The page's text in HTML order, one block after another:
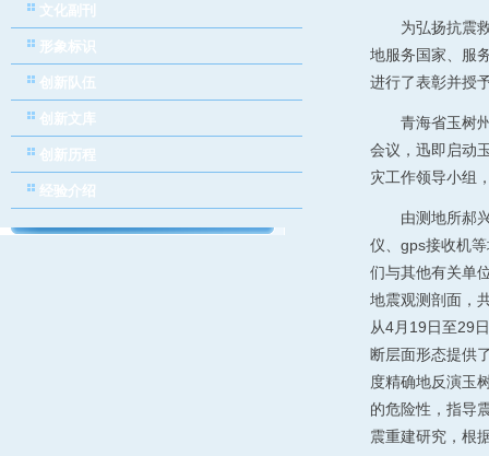
文化副刊
形象标识
创新队伍
创新文库
创新历程
经验介绍
为弘扬抗震
地服务国家、服
进行了表彰并授
青海省玉树
会议，迅即启动
灾工作领导小组
由测地所郝
仪、gps接收机
们与其他有关单
地震观测剖面，
从4月19日至29
断层面形态提供
度精确地反演玉
的危险性，指导
震重建研究，根